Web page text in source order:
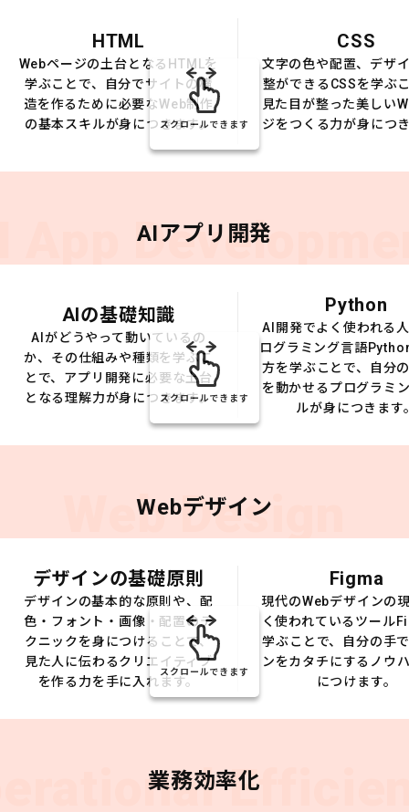
HTML
Webページの土台となるHTMLを
学ぶことで、自分でサイトの構
造を作るために必要なWeb制作
の基本スキルが身につきます。
CSS
文字の色や配置、デザ
整ができるCSSを学ぶ
見た目が整った美しい
ジをつくる力が身につ
スクロールできます
App AIアプリ開発
AIの基礎知識
AIがどうやって動いているの
か、その仕組みや種類を学ぶこ
とで、アプリ開発に必要な土台
となる理解力が身につきます。
Python
AI開発でよく使われる
ログラミング言語
方を学ぶことで、自分
を動かせるプログラミ
ルが身につきます
スクロールできます
Web Design
Webデザイン
デザインの基礎原則
デザインの基本的な原則や、配
色・フォント・画像・配置のテ
クニックを身につけることで、
見た人に伝わるクリエイティブ
を作る力を手に入れます。
Figma
現代のWebデザインの
く使われているツール
学ぶことで、自分の手
ンをカタチにするノウ
につけます。
スクロールできます
業務効率化